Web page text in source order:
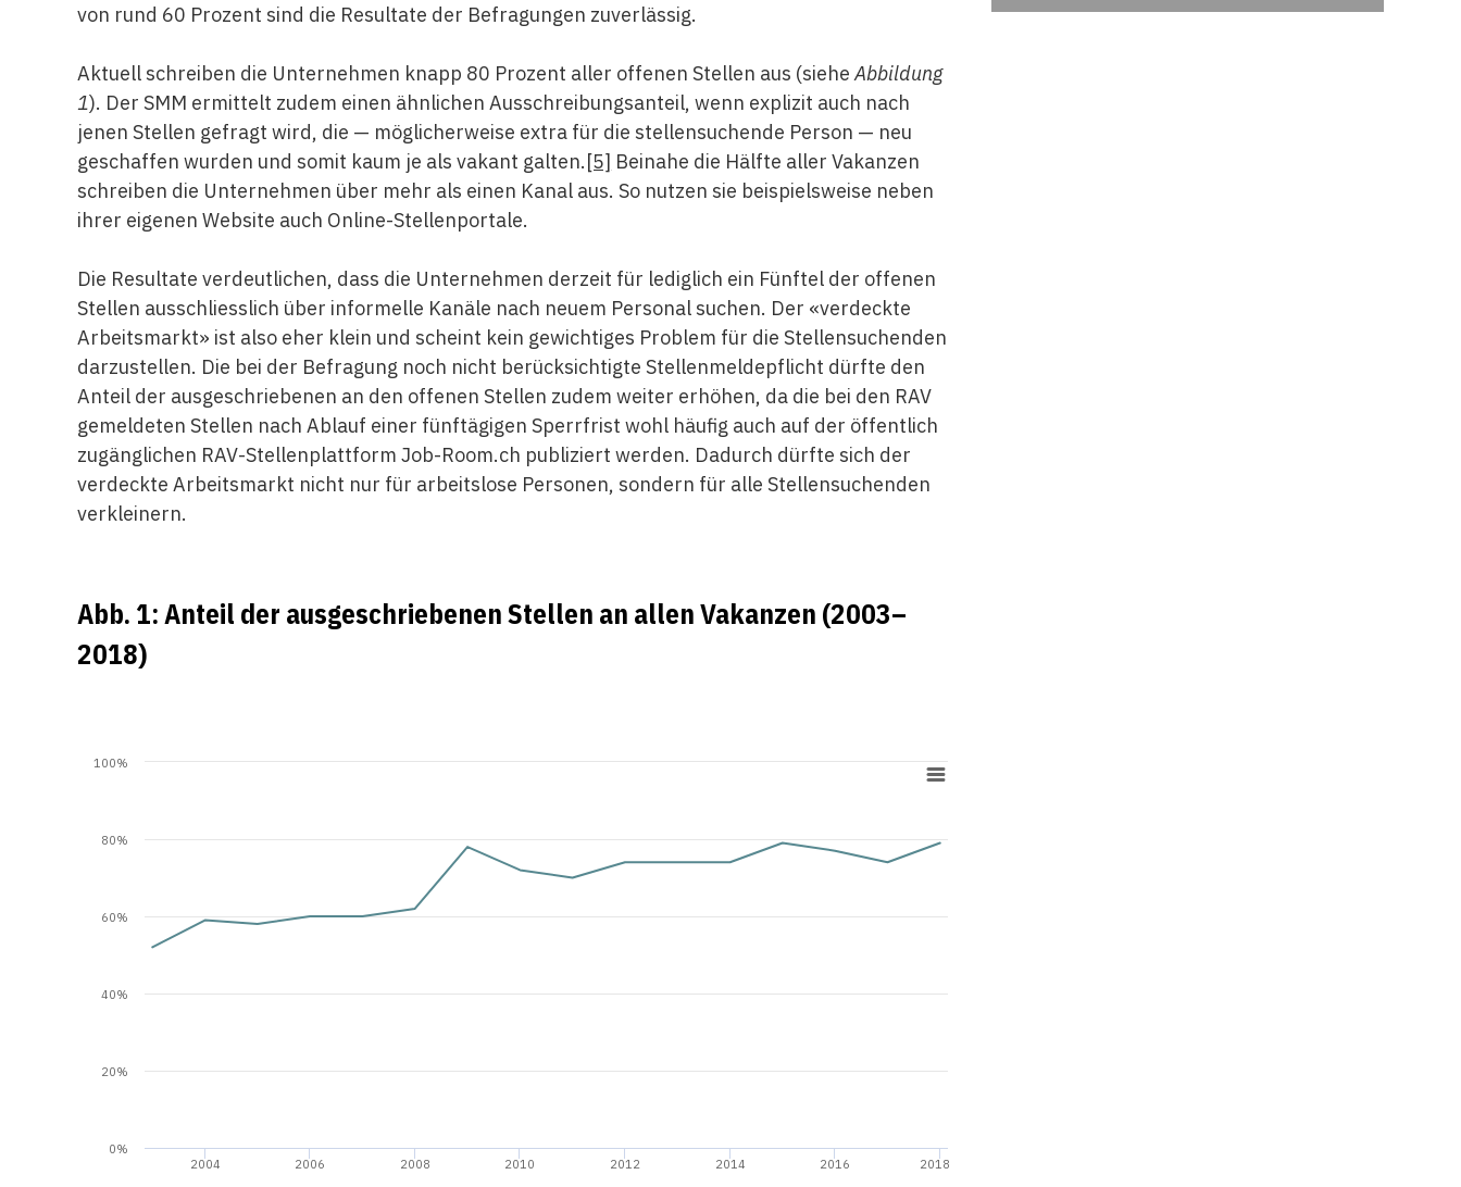
von rund 60 Prozent sind die Resultate der Befragungen zuverlässig.
Aktuell schreiben die Unternehmen knapp 80 Prozent aller offenen Stellen aus (sieheAbbildung
1). Der SMM ermittelt zudem einen ähnlichen Ausschreibungsanteil, wenn explizit auch nach
jenen Stellen gefragt wird, die — möglicherweise extra für die stellensuchende Person — neu
geschaffen wurden und somit kaum je als vakant galten.[5] Beinahe die Hälfte aller Vakanzen
schreiben die Unternehmen über mehr als einen Kanal aus. So nutzen sie beispielsweise neben
ihrer eigenen Website auch Online-Stellenportale.
Die Resultate verdeutlichen, dass die Unternehmen derzeit für lediglich ein Fünftel der offenen
Stellen ausschliesslich über informelle Kanäle nach neuem Personal suchen. Der «verdeckte
Arbeitsmarkt» ist also eher klein und scheint kein gewichtiges Problem für die Stellensuchenden
darzustellen. Die bei der Befragung noch nicht berücksichtigte Stellenmeldepflicht dürfte den
Anteil der ausgeschriebenen an den offenen Stellen zudem weiter erhöhen, da die bei den RAV
gemeldeten Stellen nach Ablauf einer fünftägigen Sperrfrist wohl häufig auch auf der öffentlich
zugänglichen RAV-Stellenplattform Job-Room.ch publiziert werden. Dadurch dürfte sich der
verdeckte Arbeitsmarkt nicht nur für arbeitslose Personen, sondern für alle Stellensuchenden
verkleinern.
Abb. 1: Anteil der ausgeschriebenen Stellen an allen Vakanzen (2003–
2018)
2004 2006 2008 2010 2012 2014 2016 2018
0%
20%
40%
60%
80%
100%